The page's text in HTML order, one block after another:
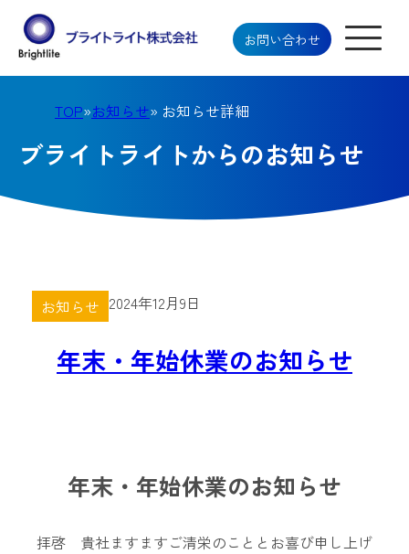
お問い合わせ
TOP»お知らせ» お知らせ詳細
ブライトライトからのお知らせ
お知らせ 2024年12月9日
年末・年始休業のお知らせ
年末・年始休業のお知らせ
拝啓 貴社ますますご清栄のこととお喜び申し上げ